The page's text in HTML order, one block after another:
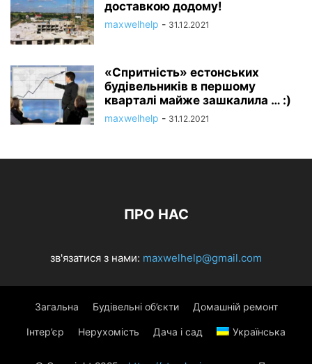
доставкою додому!
maxwelhelp - 31.12.2021
«Спритність» естонських
будівельників в першому
кварталі майже зашкалила … :)
maxwelhelp - 31.12.2021
ПРО НАС
зв'язатися з нами: maxwelhelp@gmail.com
Загальна Будівельні об’єкти Домашній ремонт
Інтер’єр Нерухомість Дача і сад Українська